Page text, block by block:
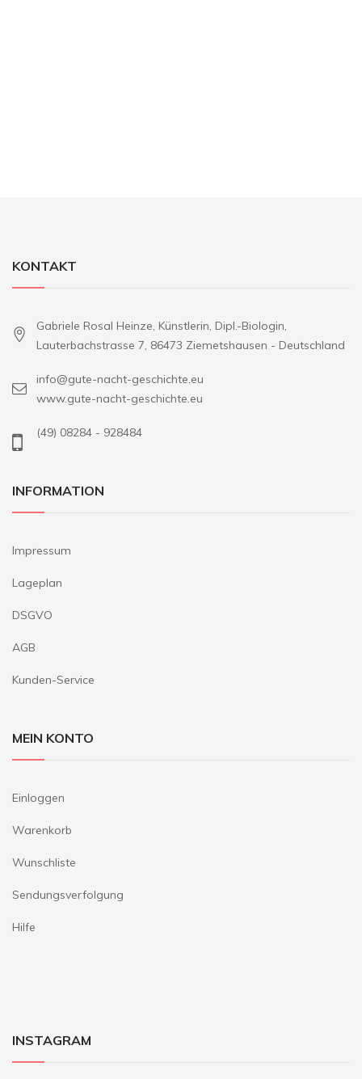
KONTAKT
Gabriele Rosal Heinze, Künstlerin, Dipl.-Biologin,
Lauterbachstrasse 7, 86473 Ziemetshausen - Deutschland
info@gute-nacht-geschichte.eu
www.gute-nacht-geschichte.eu
(49) 08284 - 928484
INFORMATION
Impressum
Lageplan
DSGVO
AGB
Kunden-Service
MEIN KONTO
Einloggen
Warenkorb
Wunschliste
Sendungsverfolgung
Hilfe
INSTAGRAM